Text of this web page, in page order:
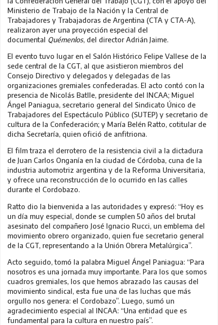
Ministerio de Trabajo de la Nación y la Central de
Trabajadores y Trabajadoras de Argentina (CTA y CTA-A),
realizaron ayer una proyección especial del
documental Quémenlos, del director Adrián Jaime.
El evento tuvo lugar en el Salón Histórico Felipe Vallese de la
sede central de la CGT, al que asistieron miembros del
Consejo Directivo y delegados y delegadas de las
organizaciones gremiales confederadas. El acto contó con la
presencia de Nicolás Batlle, presidente del INCAA; Miguel
Ángel Paniagua, secretario general del Sindicato Único de
Trabajadores del Espectáculo Público (SUTEP) y secretario de
cultura de la Confederación; y María Belén Ratto, cotitular de
dicha Secretaría, quien ofició de anfitriona.
El film traza el derrotero de la resistencia civil a la dictadura
de Juan Carlos Onganía en la ciudad de Córdoba, cuna de la
industria automotriz argentina y de la Reforma Universitaria,
y ofrece una reconstrucción de lo ocurrido en las calles
durante el Cordobazo.
Ratto dio la bienvenida a las autoridades y expresó: “Hoy es
un día muy especial, donde se cumplen 50 años del brutal
asesinato del compañero José Ignacio Rucci, un emblema del
movimiento obrero organizado, quien fue secretario general
de la CGT, representando a la Unión Obrera Metalúrgica”.
Acto seguido, tomó la palabra Miguel Ángel Paniagua: “Para
nosotros es una jornada muy importante. Para los que somos
cuadros gremiales, los que hemos abrazado las causas del
movimiento sindical, esta fue una de las luchas que más
orgullo nos genera: el Cordobazo”. Luego, sumó un
agradecimiento especial al INCAA: “Una entidad que es
fundamental para la cultura en nuestro país”.